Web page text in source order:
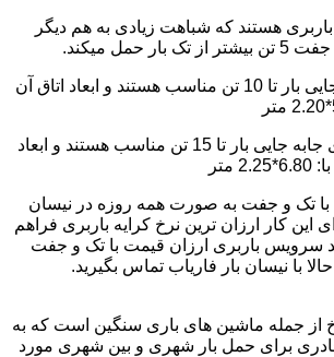
هستند که شباهت زیادی به هم دیگر
حمل میکند.
6 چرخ ها برای جابه جایی بار تا 10 تن مناسب هستند و ابعاد اتاق آن
همان 10 چرخ ها برای جابه جایی بار تا 15 تن مناسب هستند و ابعاد
با تک و جفت به صورت همه روزه در نیسان
این کار ارزان ترین نرخ کرایه باربری فراهم
سرویس باربری ارزان قیمت با تک و جفت
با نیسان بار فاریاب تماس بگیرید.
یا همان 18 چرخ از جمله ماشین های باری سنگین است که به
برای حمل بار شهری و بین شهری مورد